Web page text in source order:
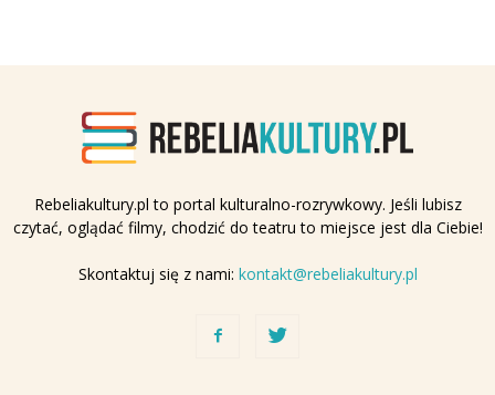
Rebeliakultury.pl to portal kulturalno-rozrywkowy. Jeśli lubisz
czytać, oglądać filmy, chodzić do teatru to miejsce jest dla Ciebie!
Skontaktuj się z nami: kontakt@rebeliakultury.pl